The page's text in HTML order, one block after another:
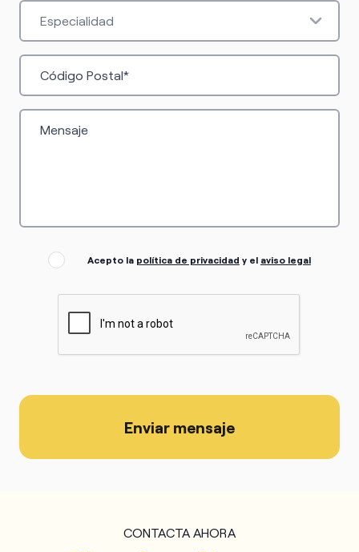
Acepto la política de privacidad y el aviso legal
Enviar mensaje
CONTACTA AHORA